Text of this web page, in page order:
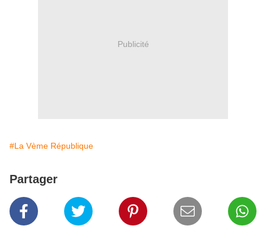
Publicité
#La Vème République
Partager